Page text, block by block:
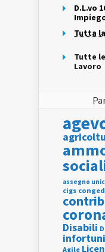
D.L.vo
Tutta
Tutte
Lavoro
assegno
cigs
Disabili
infortuni
Agile